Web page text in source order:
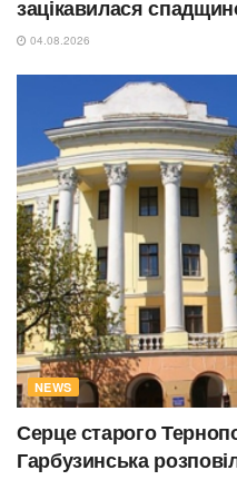
зацікавилася
04.08.2026
NEWS
Серце старого
Гарбузинська